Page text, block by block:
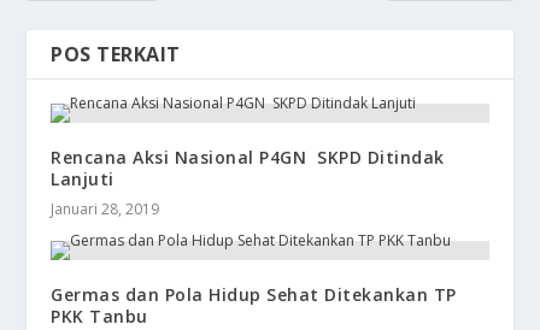
POS TERKAIT
Rencana Aksi Nasional P4GN SKPD Ditindak
Lanjuti
Januari 28, 2019
Germas dan Pola Hidup Sehat Ditekankan TP
PKK Tanbu